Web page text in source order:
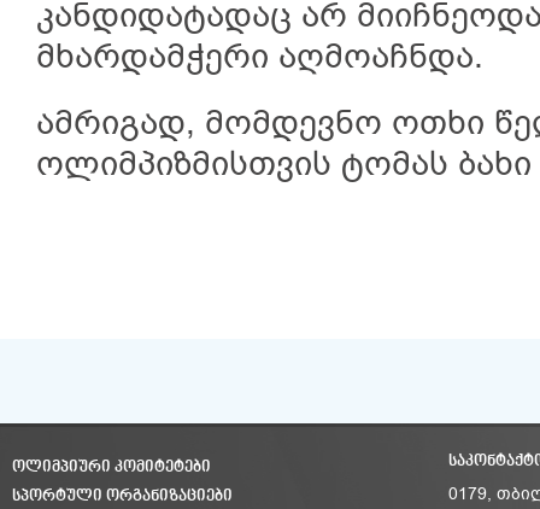
კანდიდატადაც არ
მხარდამჭერი აღმოაჩნდა.
ამრიგად, მომდევნო ოთხი
ოლიმპიზმისთვის ტომას
ᲝᲚᲘᲛᲞᲘᲣᲠᲘ ᲙᲝᲛᲘᲢᲔᲢᲔᲑᲘ
ᲡᲞᲝᲠᲢᲣᲚᲘ ᲝᲠᲒᲐᲜᲘᲖᲐᲪᲘᲔᲑᲘ
0179,